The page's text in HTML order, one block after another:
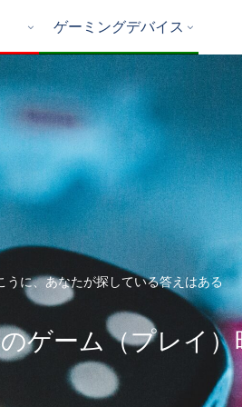
うに、あなたが探している答えはある
ゲーム（プレイ）
ゲーミングデバイス